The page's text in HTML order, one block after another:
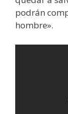
podrán
hombre».